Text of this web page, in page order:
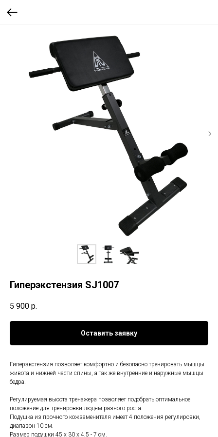
Гиперэкстензия SJ1007
5 900 р.
Оставить заявку
Гиперэкстензия позволяет комфортно и безопасно тренировать мышцы
живота и нижней части спины, а так же внутренние и наружные мышцы
бедра.
Регулируемая высота тренажера позволяет подобрать оптимальное
положение для тренировки людям разного роста.
Подушка из прочного кожзаменителя имеет 4 положения регулировки,
диапазон 10 см.
Размер подушки 45 х 30 х 4,5 - 7 см.